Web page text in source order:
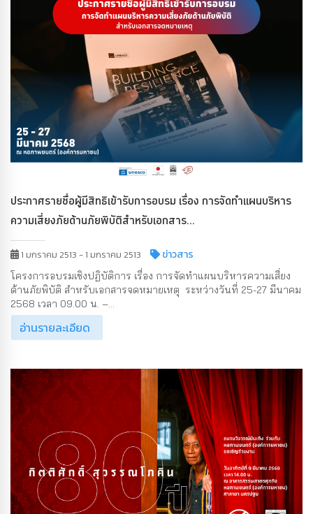
ประกาศรายชื่อผู้มีสิทธิเข้ารับการอบรม เรื่อง การจัดทำแผนบริหาร
ความเสี่ยงภัยด้านภัยพิบัติสำหรับเอกสาร...
1 มกราคม 2513 - 1 มกราคม 2513 ข่าวสาร
โครงการอบรมเชิงปฏิบัติการ เรื่อง การจัดทำแผนบริหารความเสี่ยง
ด้านภัยพิบัติ สำหรับเอกสารจดหมายเหตุ ระหว่างวันที่ 25-27 มีนาคม
2568 เวลา 09.00 น. –...
อ่านรายละเอียด